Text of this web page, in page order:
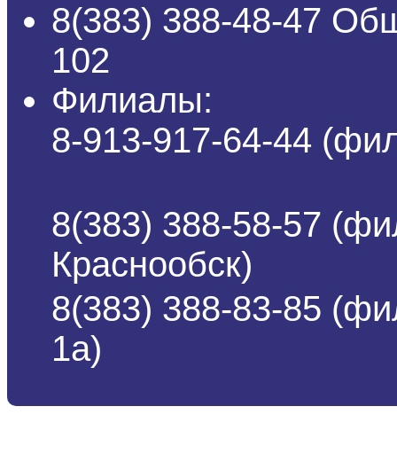
8(383) 388-48-47
102
Филиалы:
8-913-917-64-44
8(383) 388-58-57
Краснообск)
8(383) 388-83-85
1а)